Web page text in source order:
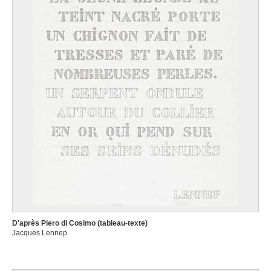
Lambotte André
Namur 1943
Roulers 1915 - 1993
Lambrechts C.
Lambrechts Jan Baptist
Anvers 1680 - ? après 1731
Lambrichs Edmond
Bruxelles 1830 - 1887
Lammens Jean-Baptiste
Landry Abel [LOANed Artworks]
Limoges (France) 1871 - Paris (France) 1923
D'après Piero di Cosimo (tableau-texte)
Jacques Lennep